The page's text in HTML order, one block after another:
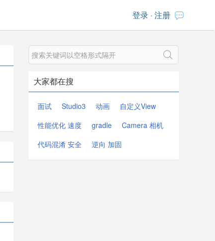
登录 · 注册
大家都在搜
面试 Studio3 动画
自定义View
性能优化 速度
gradle
Camera 相机
代码混淆 安全
逆向 加固